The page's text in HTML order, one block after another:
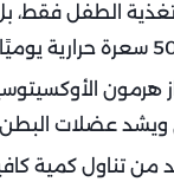
الطفل فقط،
هرمون
عضلات البطن
من تناول كمية